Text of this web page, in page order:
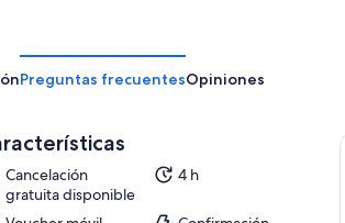
Preguntas frecuentesOpiniones
Cancelación
gratuita disponible
4 h